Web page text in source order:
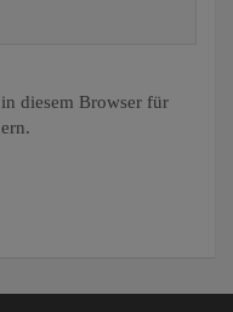
diesem Browser für